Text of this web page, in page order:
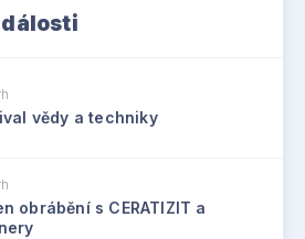
vědy a techniky
obrábění s CERATIZIT a